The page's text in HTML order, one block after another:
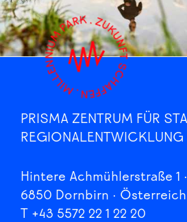
PRISMA ZENTRUM FÜR
REGIONALENTWICKLUNG
Hintere Achmühlerstraße 1
6850 Dornbirn · Österreich
T +43 5572 22 1 22 20